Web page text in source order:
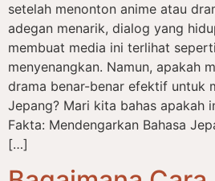
setelah menonton anime atau
adegan menarik, dialog yang
membuat media ini terlihat
menyenangkan. Namun, apakah
drama benar-benar efektif untuk
Jepang? Mari kita bahas apakah
Fakta: Mendengarkan Bahasa
[…]